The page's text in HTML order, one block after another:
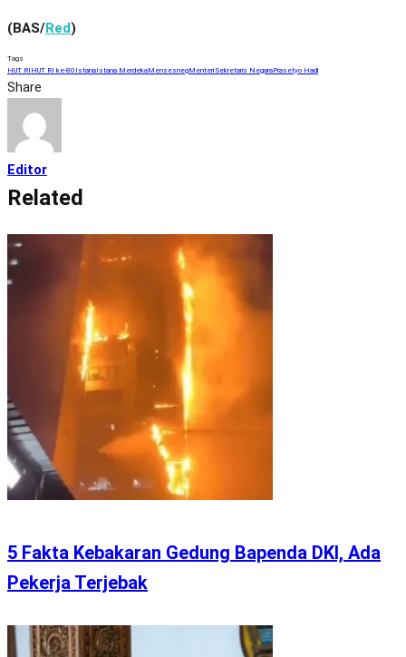
(BAS/Red)
Tags
HUT RI HUT RI ke-80 IstanaIstana MerdekaMensesnegMenteri Sekretaris NegaraPrasetyo Hadi
Share
Editor
Related
5 Fakta Kebakaran Gedung Bapenda DKI, Ada
Pekerja Terjebak